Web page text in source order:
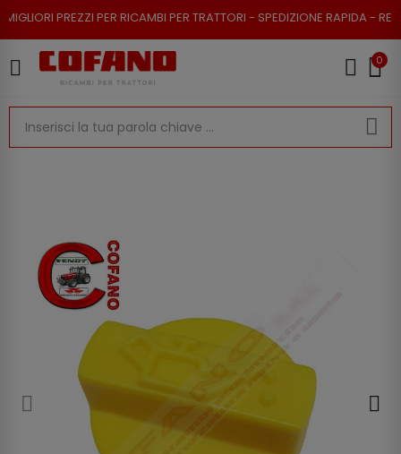
PER RICAMBI PER TRATTORI - SPEDIZIONE RAPIDA - RESO
0